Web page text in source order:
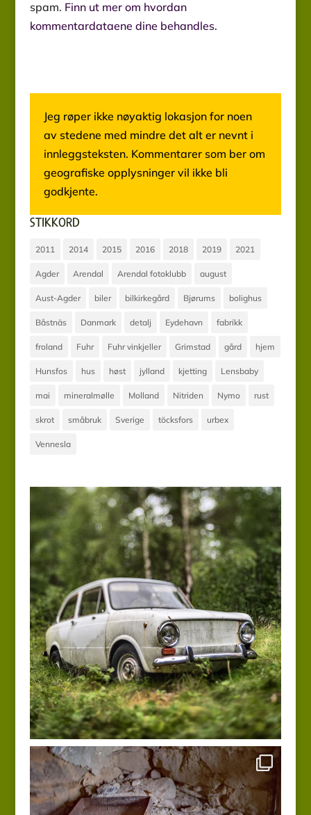
spam. Finn ut mer om hvordan
kommentardataene dine behandles.
Jeg røper ikke nøyaktig lokasjon for noen
av stedene med mindre det alt er nevnt i
innleggsteksten. Kommentarer som ber om
geografiske opplysninger vil ikke bli
godkjente.
STIKKORD
2011 2014 2015 2016 2018 2019 2021
Agder Arendal Arendal fotoklubb august
Aust-Agder biler bilkirkegård Bjørums bolighus
Båstnäs Danmark detalj Eydehavn fabrikk
froland Fuhr Fuhr vinkjeller Grimstad gård hjem
Hunsfos hus høst jylland kjetting Lensbaby
mai mineralmølle Molland Nitriden Nymo rust
skrot småbruk Sverige töcksfors urbex
Vennesla